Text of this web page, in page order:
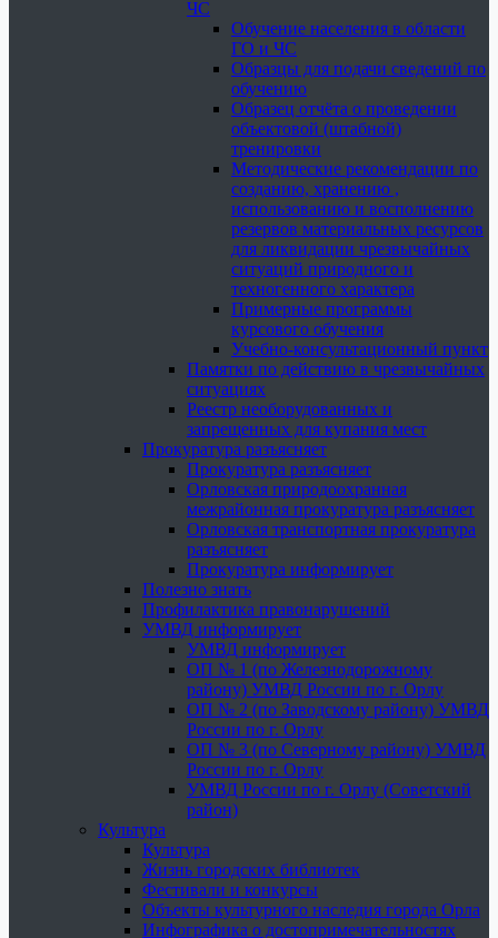
ЧС
Обучение населения в области
ГО и ЧС
Образцы для подачи сведений по
обучению
Образец отчёта о проведении
объектовой (штабной)
тренировки
Методические рекомендации по
созданию, хранению ,
использованию и восполнению
резервов материальных ресурсов
для ликвидации чрезвычайных
ситуаций природного и
техногенного характера
Примерные программы
курсового обучения
Учебно-консультационный пункт
Памятки по действию в чрезвычайных
ситуациях
Реестр необорудованных и
запрещенных для купания мест
Прокуратура разъясняет
Прокуратура разъясняет
Орловская природоохранная
межрайонная прокуратура разъясняет
Орловская транспортная прокуратура
разъясняет
Прокуратура информирует
Полезно знать
Профилактика правонарушений
УМВД информирует
УМВД информирует
ОП № 1 (по Железнодорожному
району) УМВД России по г. Орлу
ОП № 2 (по Заводскому району) УМВД
России по г. Орлу
ОП № 3 (по Северному району) УМВД
России по г. Орлу
УМВД России по г. Орлу (Советский
район)
Культура
Культура
Жизнь городских библиотек
Фестивали и конкурсы
Объекты культурного наследия города Орла
Инфографика о достопримечательностях